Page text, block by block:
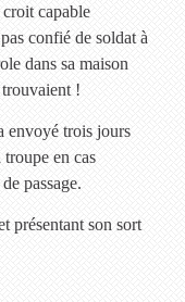
capable
confié de soldat à
dans sa maison
!
trois jours
en cas
passage.
présentant son sort